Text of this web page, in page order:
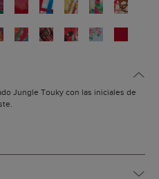
Jungle Touky con las iniciales de